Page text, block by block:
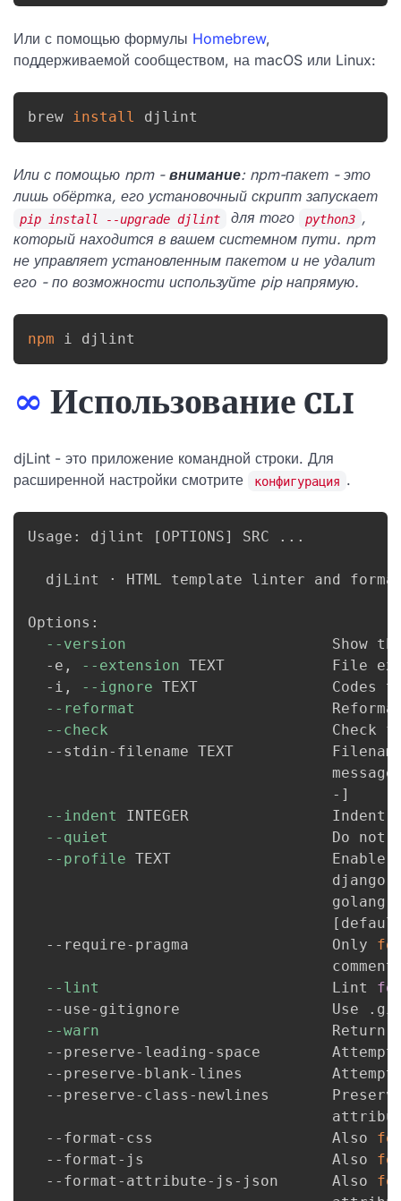
Или с помощью формулы Homebrew,
поддерживаемой сообществом, на macOS или Linux:
brew install djlint
Или с помощью npm - внимание: npm-пакет - это
лишь обёртка, его установочный скрипт запускает
pip install --upgrade djlint для того python3 ,
который находится в вашем системном пути. npm
не управляет установленным пакетом и не удалит
его - по возможности используйте pip напрямую.
npm i djlint
∞ Использование CLI
djLint - это приложение командной строки. Для
расширенной настройки смотрите
конфигурация .
Usage: djlint [ OPTIONS] SRC .. .
djLint · HTML template linter and
Options:
--version
Show
  -e,
--extension TEXT            File
  -i,
--ignore TEXT               Codes
--reformat
--check
Check
--stdin-filename TEXT
                                  -
]
--indent
INTEGER                Indent
--quiet
Do not
--profile TEXT                  Enable
[
  --require-pragma                Only
--lint
                          Lint
--use-gitignore                 Use
--warn
Return
--preserve-leading-space
--preserve-blank-lines
--preserve-class-newlines
  --format-css                    Also
  --format-js                     Also
  --format-attribute-js-json      Also